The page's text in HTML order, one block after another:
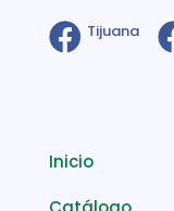
Tijuana
Inicio